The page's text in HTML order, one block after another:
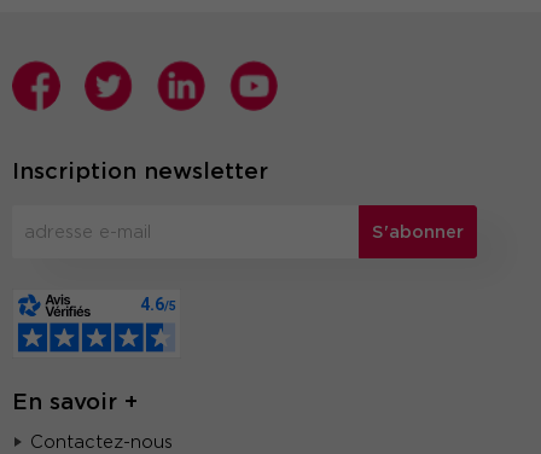
Inscription newsletter
S'abonner
En savoir +
Contactez-nous